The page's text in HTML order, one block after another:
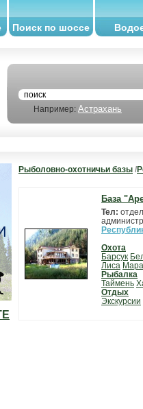
Поиск по шоссе
Например: Астрахань
Рыболовно-охотничьи базы /
База
Тел:
Охота
Барсук
Лиса
Рыбалка
Таймень
Отдых
Экскурсии